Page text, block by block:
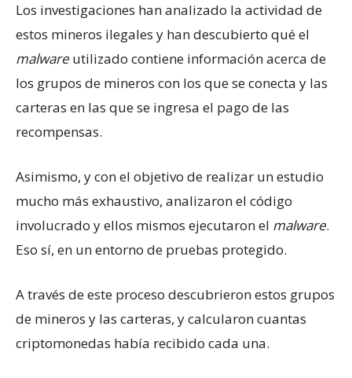
Los investigaciones han analizado la actividad de
estos mineros ilegales y han descubierto qué el
malware utilizado contiene información acerca de
los grupos de mineros con los que se conecta y las
carteras en las que se ingresa el pago de las
recompensas.
Asimismo, y con el objetivo de realizar un estudio
mucho más exhaustivo, analizaron el código
involucrado y ellos mismos ejecutaron el malware.
Eso sí, en un entorno de pruebas protegido.
A través de este proceso descubrieron estos grupos
de mineros y las carteras, y calcularon cuantas
criptomonedas había recibido cada una.